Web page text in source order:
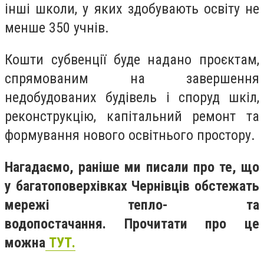
інші школи, у яких здобувають освіту не
менше 350 учнів.
Кошти субвенції буде надано проєктам,
спрямованим на завершення
недобудованих будівель і споруд шкіл,
реконструкцію, капітальний ремонт та
формування нового освітнього простору.
Нагадаємо, раніше ми писали про те, що
у багатоповерхівках Чернівців обстежать
мережі тепло- та
водопостачання. Прочитати про це
можна ТУТ.